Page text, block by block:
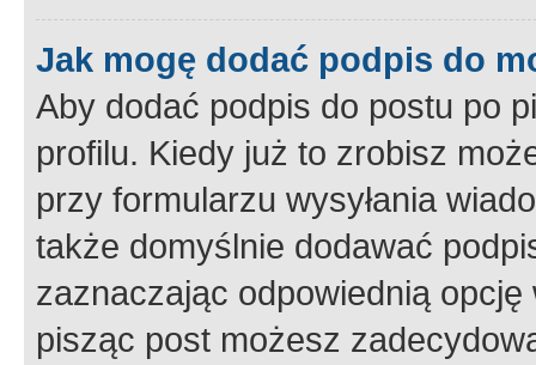
Jak mogę dodać podpis do
Aby dodać podpis do postu po
profilu. Kiedy już to zrobisz
przy formularzu wysyłania
także domyślnie dodawać
zaznaczając odpowiednią
pisząc post możesz